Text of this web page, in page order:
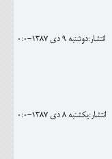
انتشار:دوشنبه 9 دی 1387-0:0
انتشار:يکشنبه 8 دی 1387-0:0